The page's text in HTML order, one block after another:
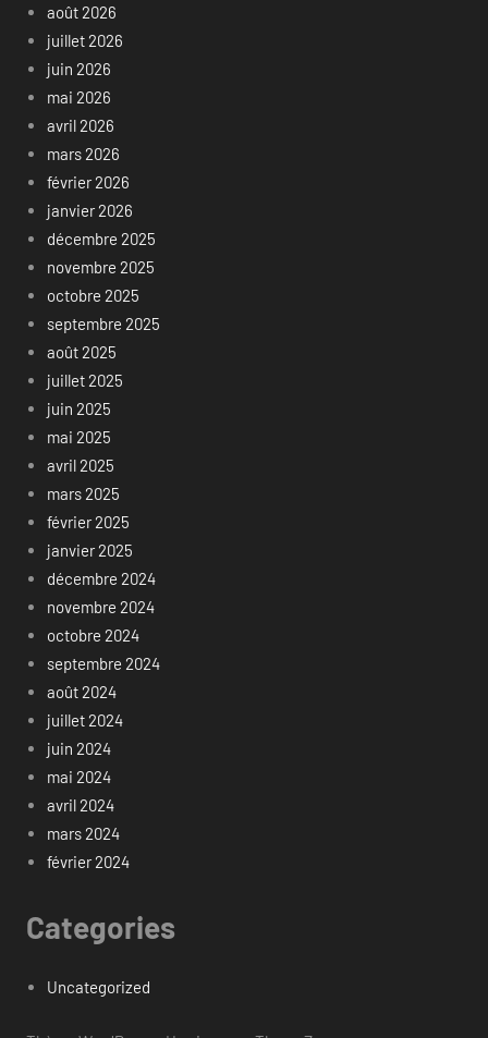
août 2026
juillet 2026
juin 2026
mai 2026
avril 2026
mars 2026
février 2026
janvier 2026
décembre 2025
novembre 2025
octobre 2025
septembre 2025
août 2025
juillet 2025
juin 2025
mai 2025
avril 2025
mars 2025
février 2025
janvier 2025
décembre 2024
novembre 2024
octobre 2024
septembre 2024
août 2024
juillet 2024
juin 2024
mai 2024
avril 2024
mars 2024
février 2024
Categories
Uncategorized